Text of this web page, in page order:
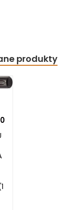
produkty